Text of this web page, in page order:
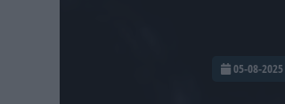
05-08-2025